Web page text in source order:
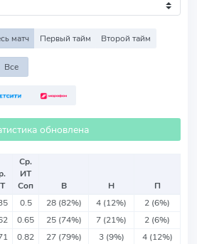
матч Первый тайм Второй тайм
Все
обновлена
Ср.
ИТ
Соп
В Н
П
0.5 28 (82%) 4 (12%)
2 (6%)
0.65 25 (74%) 7 (21%)
2 (6%)
0.82 27 (79%) 3 (9%)
4 (12%)